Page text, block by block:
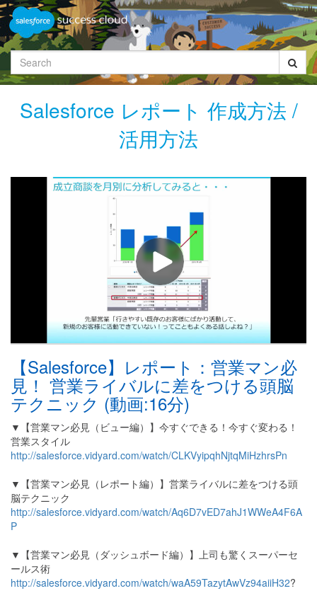
Jump
to
videos
Search
Salesforce レポート 作成方法 /
活用方法
【Salesforce】レポート：営業マン必
見！ 営業ライバルに差をつける頭脳
テクニック (動画:16分)
▼【営業マン必見（ビュー編）】今すぐできる！今すぐ変わる！
営業スタイル
http://salesforce.vidyard.com/watch/CLKVyipqhNjtqMiHzhrsPn
▼【営業マン必見（レポート編）】営業ライバルに差をつける頭
脳テクニック
http://salesforce.vidyard.com/watch/Aq6D7vED7ahJ1WWeA4F6A
P
▼【営業マン必見（ダッシュボード編）】上司も驚くスーパーセ
ールス術
http://salesforce.vidyard.com/watch/waA59TazytAwVz94aiiH32?